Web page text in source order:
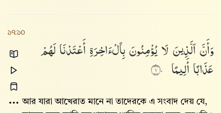
১৭:১০
وَأَنَّٱلَّذِينَلَايُؤْمِنُونَبِٱلْءَاخِرَةِأَعْتَدْنَالَهُمْ
عَذَابًاأَلِيمًا ١٠
আর যারা আখেরাত মানে না তাদেরকে এ সংবাদ দেয় যে,